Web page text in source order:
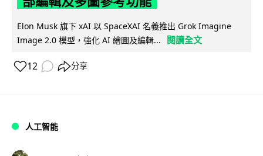
Elon Musk 旗下 xAI 以 SpaceXAI 名義推出 Grok Imagine
Image 2.0 模型，強化 AI 繪圖及編輯...
閱讀全文
12 分享
人工智能